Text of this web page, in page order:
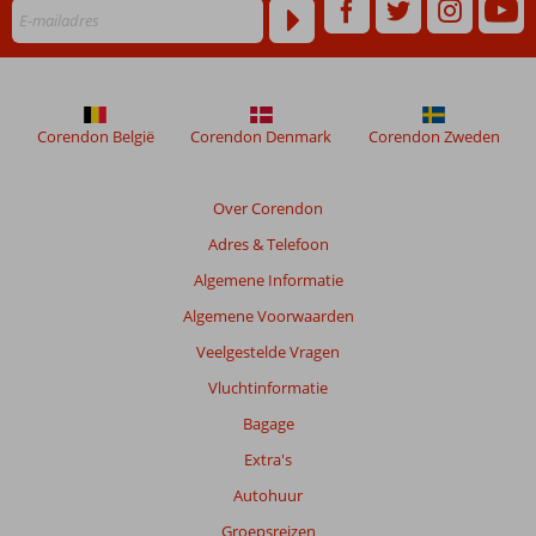
de
getoonde
beoordelingen
Over Corendon
Adres & Telefoon
Algemene Informatie
Algemene Voorwaarden
Veelgestelde Vragen
Vluchtinformatie
Bagage
Extra's
Autohuur
Groepsreizen
Corendon België Corendon Denmark Corendon Zweden